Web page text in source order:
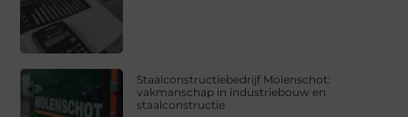
Staalconstructiebedrijf Molenschot:
vakmanschap in industriebouw en
staalconstructie